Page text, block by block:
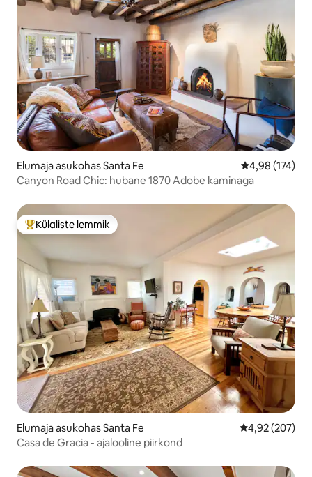
Elumaja asukohas Santa Fe Keskmine
4,98 (174)
Canyon Road Chic: hubane 1870 Adobe kaminaga
Külaliste suur lemmik
Külaliste lemmik
Elumaja asukohas Santa Fe Keskmine
4,92 (207)
Casa de Gracia - ajalooline piirkond